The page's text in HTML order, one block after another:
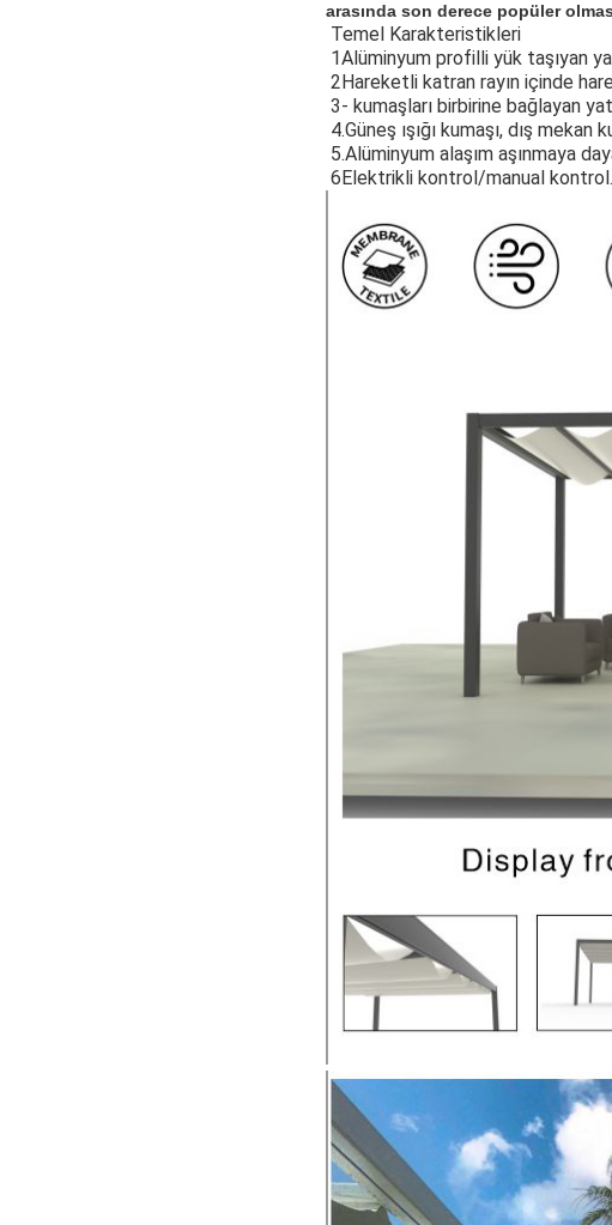
arasında son derece popüler
Temel Karakteristikleri
1Alüminyum profilli yük taşıyan
2Hareketli katran rayın içinde
3- kumaşları birbirine bağlayan
4.Güneş ışığı kumaşı, dış
5.Alüminyum alaşım aşınmaya
6Elektrikli kontrol/manual kontrol.